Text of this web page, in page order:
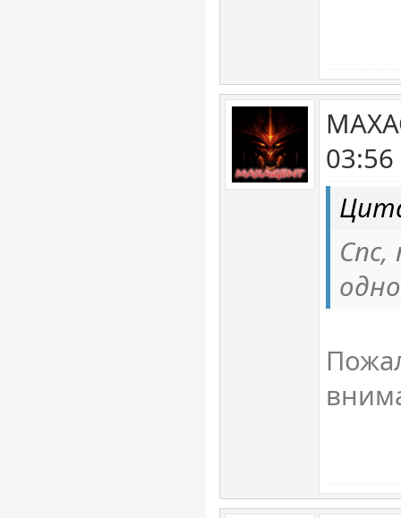
Спс,